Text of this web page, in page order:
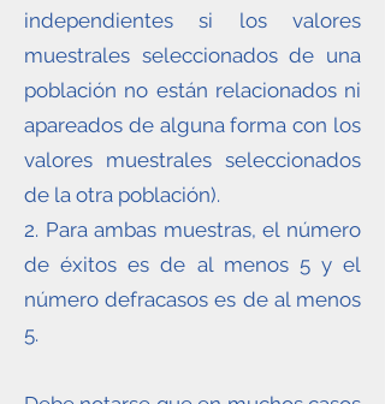
independientes si los valores
muestrales seleccionados de una
población no están relacionados ni
apareados de alguna forma con los
valores muestrales seleccionados
de la otra población).
2. Para ambas muestras, el número
de éxitos es de al menos 5 y el
número defracasos es de al menos
5.